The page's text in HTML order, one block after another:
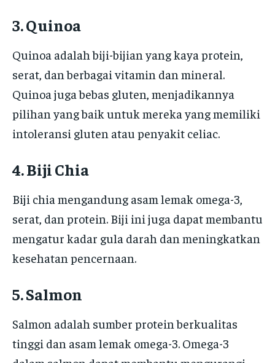
3. Quinoa
Quinoa adalah biji-bijian yang kaya protein,
serat, dan berbagai vitamin dan mineral.
Quinoa juga bebas gluten, menjadikannya
pilihan yang baik untuk mereka yang memiliki
intoleransi gluten atau penyakit celiac.
4. Biji Chia
Biji chia mengandung asam lemak omega-3,
serat, dan protein. Biji ini juga dapat membantu
mengatur kadar gula darah dan meningkatkan
kesehatan pencernaan.
5. Salmon
Salmon adalah sumber protein berkualitas
tinggi dan asam lemak omega-3. Omega-3